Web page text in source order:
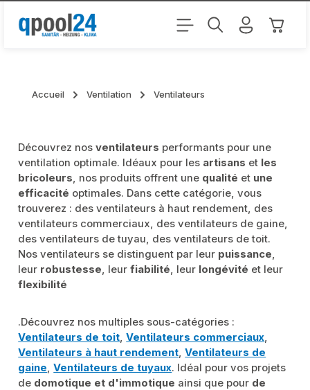
Passer au contenu principal Le
Accueil Ventilation Ventilateurs
Découvrez nosventilateurs performants pour une
ventilation optimale. Idéaux pour les artisans et les
bricoleurs, nos produits offrent une qualité et une
efficacité optimales. Dans cette catégorie, vous
trouverez : des ventilateurs à haut rendement, des
ventilateurs commerciaux, des ventilateurs de gaine,
des ventilateurs de tuyau, des ventilateurs de toit.
Nos ventilateurs se distinguent par leur puissance,
leur robustesse, leurfiabilité, leur longévité et leur
flexibilité
.Découvrez nos multiples sous-catégories :
Ventilateurs de toit,Ventilateurs commerciaux,
Ventilateurs à haut rendement,Ventilateurs de
gaine,Ventilateurs de tuyaux. Idéal pour vos projets
de domotique et d'immotique ainsi que pour de